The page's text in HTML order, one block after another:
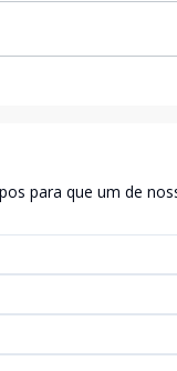
para que um de